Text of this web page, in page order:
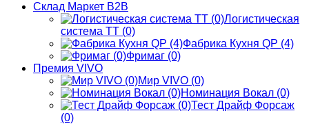
Склад Маркет В2В
Логистическая
система ТТ (0)
Фабрика Кухня QP (4)
Фримаг (0)
Премия VIVO
Мир VIVO (0)
Номинация Вокал (0)
Тест Драйф Форсаж
(0)